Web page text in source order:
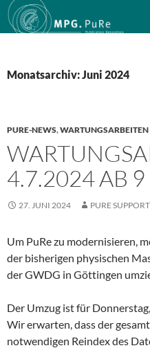
Suchen
ZUM
Monatsarchiv: Juni 2024
PURE-NEWS,WARTUNGSARBEITEN
4.7.2024 AB 9
27. JUNI 2024 PURE
Um PuRe zu modernisieren,
der bisherigen physischen
der GWDG in Göttingen
Der Umzug ist für
Wir erwarten, dass der
notwendigen Reindex des